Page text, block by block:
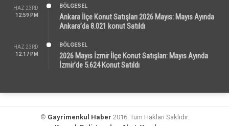
HAZ 23RD
12:59 PM
BÖLGESEL
Ankara İlçe Konut Satışları 2026 Mayıs: Mayıs Ayında
Ankara’da 8.021 konut Satıldı
HAZ 23RD
12:17 PM
BÖLGESEL
2026 Mayıs İzmir İlçe Konut Satışları: Mayıs Ayında
İzmir’de 5.624 Konut Satıldı
© Gayrimenkul Haber 2016. Tüm Hakları Saklıdır.